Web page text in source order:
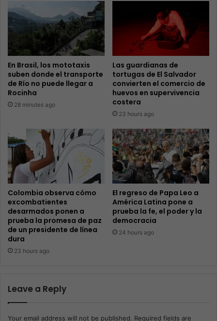
En Brasil, los mototaxis
suben donde el transporte
de Río no puede llegar a
Rocinha
28 minutes ago
Las guardianas de
tortugas de El Salvador
convierten el comercio de
huevos en supervivencia
costera
23 hours ago
Colombia observa cómo
excombatientes
desarmados ponen a
prueba la promesa de paz
de un presidente de línea
dura
23 hours ago
El regreso de Papa Leo a
América Latina pone a
prueba la fe, el poder y la
democracia
24 hours ago
Leave a Reply
Your email address will not be published. Required fields are